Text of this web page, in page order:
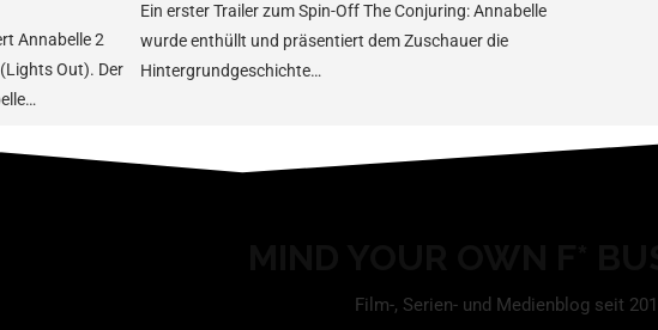
Annabelle 2
Out). Der
Ein erster Trailer zum Spin-Off The Conjuring: Annabelle
wurde enthüllt und präsentiert dem Zuschauer die
Hintergrundgeschichte…
Film-, Serien- und Medienblog seit